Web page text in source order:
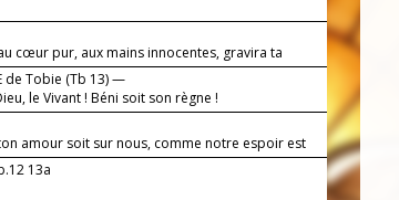
cœur pur, aux mains innocentes, gravira ta
Seigneur.
de Tobie (Tb 13) —
le Vivant ! Béni soit son règne !
amour soit sur nous, comme notre espoir est
13a